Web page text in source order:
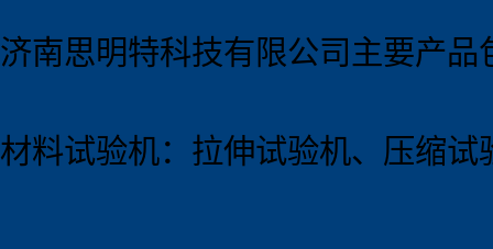
济南思明特科技有限公司主要产品
材料试验机：拉伸试验机、压缩